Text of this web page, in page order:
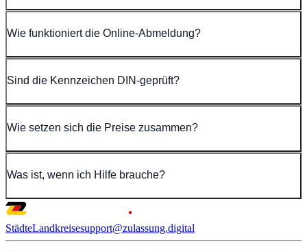
Wie funktioniert die Online-Abmeldung?
Sind die Kennzeichen DIN-geprüft?
Wie setzen sich die Preise zusammen?
Was ist, wenn ich Hilfe brauche?
StädteLandkreisesupport@zulassung.digital